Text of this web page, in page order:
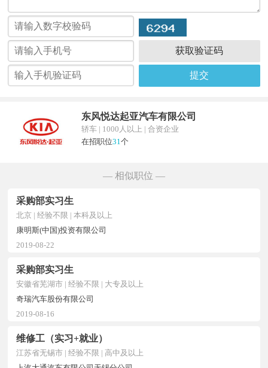
获取验证码
提交
东风悦达起亚汽车有限公司
轿车 | 1000人以上 | 合资企业
在招职位31 个
— 相似职位 —
采购部实习生
北京 | 经验不限 | 本科及以上
康明斯(中国)投资有限公司
2019-08-22
采购部实习生
安徽省芜湖市 | 经验不限 | 大专及以上
奇瑞汽车股份有限公司
2019-08-16
维修工（实习+就业）
江苏省无锡市 | 经验不限 | 高中及以上